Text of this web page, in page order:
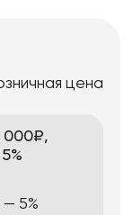
цена
000₽,
5%